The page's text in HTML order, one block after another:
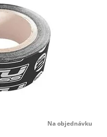
Na objednávku